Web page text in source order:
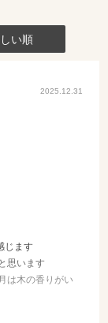
い順
2025.12.31
じます
思います
は木の香りがい
1年半くらいつか